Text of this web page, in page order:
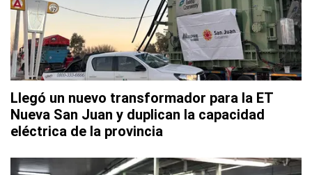
Llegó un nuevo transformador para la ET
Nueva San Juan y duplican la capacidad
eléctrica de la provincia